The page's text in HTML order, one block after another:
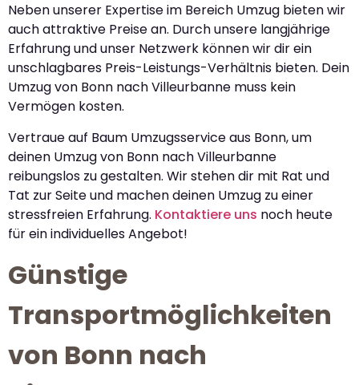
Neben unserer Expertise im Bereich Umzug bieten wir
auch attraktive Preise an. Durch unsere langjährige
Erfahrung und unser Netzwerk können wir dir ein
unschlagbares Preis-Leistungs-Verhältnis bieten. Dein
Umzug von Bonn nach Villeurbanne muss kein
Vermögen kosten.
Vertraue auf Baum Umzugsservice aus Bonn, um
deinen Umzug von Bonn nach Villeurbanne
reibungslos zu gestalten. Wir stehen dir mit Rat und
Tat zur Seite und machen deinen Umzug zu einer
stressfreien Erfahrung. Kontaktiere uns noch heute
für ein individuelles Angebot!
Günstige
Transportmöglichkeiten
von Bonn nach